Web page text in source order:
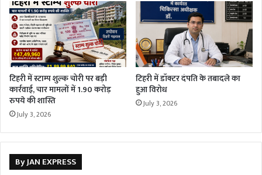
टिहरी में स्टाम्प शुल्क चोरी पर बड़ी
कार्रवाई, चार मामलों में 1.90 करोड़
रुपये की शास्ति
July 3, 2026
टिहरी में डॉक्टर दंपति के तबादले का
हुआ विरोध
July 3, 2026
By JAN EXPRESS